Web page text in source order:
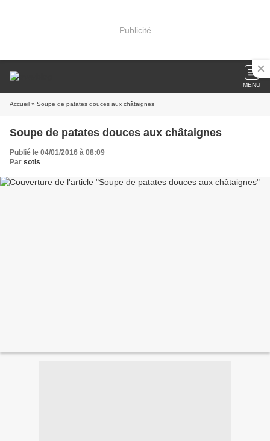
Publicité
MENU
Accueil » Soupe de patates douces aux châtaignes
Soupe de patates douces aux châtaignes
Publié le 04/01/2016 à 08:09
Par sotis